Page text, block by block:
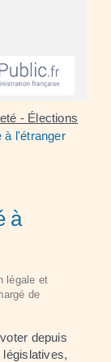
- Élections
à l'étranger
à
légale et
de
depuis